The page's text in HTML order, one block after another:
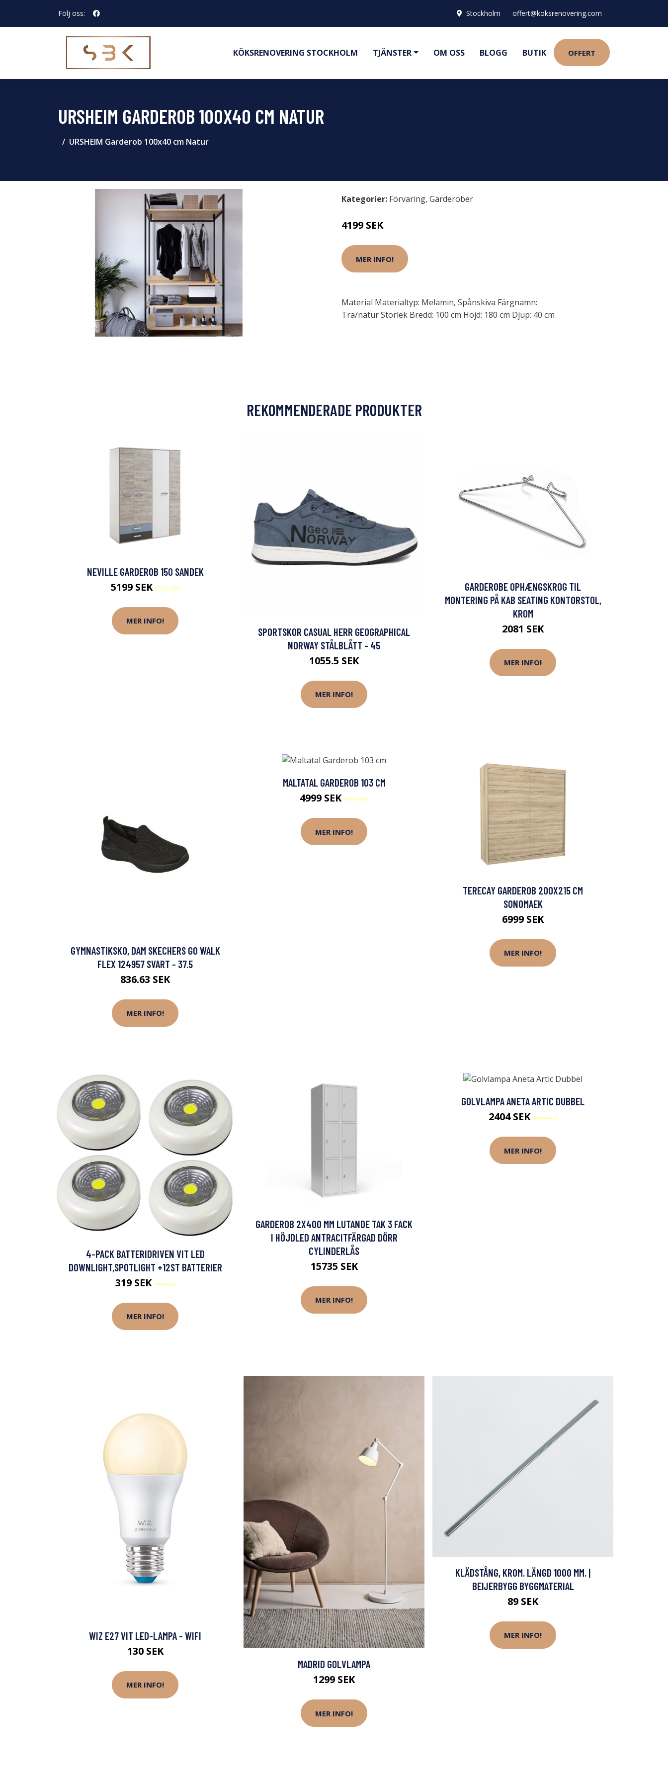
Följ oss: Stockholm offert@köksrenovering.com
KÖKSRENOVERING STOCKHOLM TJÄNSTER OM OSS BLOGG BUTIK OFFERT
URSHEIM GARDEROB 100X40 CM NATUR
URSHEIM Garderob 100x40 cm Natur
Kategorier: Förvaring, Garderober
4199 SEK
MER INFO!
Material Materialtyp: Melamin, Spånskiva Färgnamn:
Trä/natur Storlek Bredd: 100 cm Höjd: 180 cm Djup: 40 cm
REKOMMENDERADE PRODUKTER
NEVILLE GARDEROB 150 SANDEK
5199 SEK5999 SEK
MER INFO!
SPORTSKOR CASUAL HERR GEOGRAPHICAL
NORWAY STÅLBLÅTT - 45
1055.5 SEK
MER INFO!
GARDEROBE OPHÆNGSKROG TIL
MONTERING PÅ KAB SEATING KONTORSTOL,
KROM
2081 SEK
MER INFO!
GYMNASTIKSKO, DAM SKECHERS GO WALK
FLEX 124957 SVART - 37.5
836.63 SEK
MER INFO!
MALTATAL GARDEROB 103 CM
4999 SEK5599 SEK
MER INFO!
TERECAY GARDEROB 200X215 CM
SONOMAEK
6999 SEK
MER INFO!
4-PACK BATTERIDRIVEN VIT LED
DOWNLIGHT,SPOTLIGHT +12ST BATTERIER
319 SEK460 SEK
MER INFO!
GARDEROB 2X400 MM LUTANDE TAK 3 FACK
I HÖJDLED ANTRACITFÄRGAD DÖRR
CYLINDERLÅS
15735 SEK
MER INFO!
GOLVLAMPA ANETA ARTIC DUBBEL
2404 SEK3699 SEK
MER INFO!
WIZ E27 VIT LED-LAMPA - WIFI
130 SEK
MER INFO!
MADRID GOLVLAMPA
1299 SEK
MER INFO!
KLÄDSTÅNG, KROM. LÄNGD 1000 MM. |
BEIJERBYGG BYGGMATERIAL
89 SEK
MER INFO!